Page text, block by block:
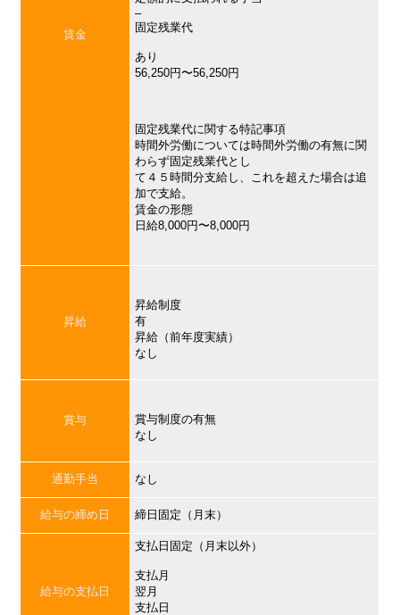
賃金
–
固定残業代
あり
56,250円〜56,250円
固定残業代に関する特記事項
時間外労働については時間外労働の有無に関
わらず固定残業代とし
て４５時間分支給し、これを超えた場合は追
加で支給。
賃金の形態
日給8,000円〜8,000円
昇給
昇給制度
有
昇給（前年度実績）
なし
賞与
賞与制度の有無
なし
通勤手当 なし
給与の締め日 締日固定（月末）
給与の支払日
支払日固定（月末以外）
支払月
翌月
支払日